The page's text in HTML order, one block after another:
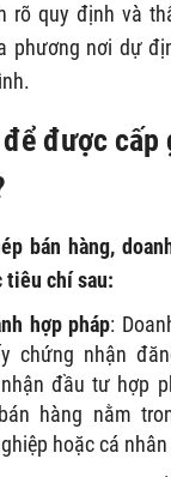
rõ quy định và
phương nơi dự
được cấp
bán hàng,
tiêu chí sau:
hợp pháp:
chứng nhận
đầu tư hợp
hàng nằm
hoặc cá